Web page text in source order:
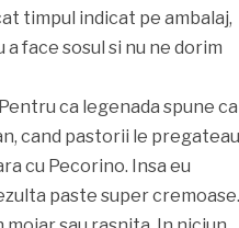
timpul indicat pe ambalaj,
face sosul si nu ne dorim
ca legenada spune ca
cand pastorii le pregateau
cu Pecorino. Insa eu
paste super cremoase.